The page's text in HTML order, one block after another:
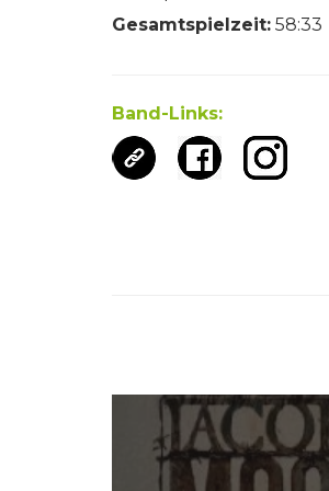
Gesamtspielzeit: 58:33
Band-Links: